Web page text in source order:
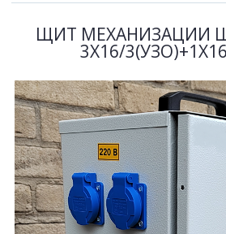
ЩИТ МЕХАНИЗАЦИИ
3Х16/